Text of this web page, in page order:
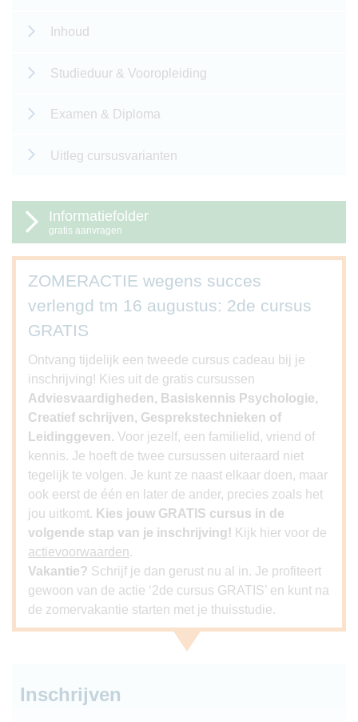
Inhoud
Studieduur & Vooropleiding
Examen & Diploma
Uitleg cursusvarianten
Informatiefolder
gratis aanvragen
ZOMERACTIE wegens succes
verlengd tm 16 augustus: 2de cursus
GRATIS
Ontvang tijdelijk een tweede cursus cadeau bij je
inschrijving! Kies uit de gratis cursussen
Adviesvaardigheden, Basiskennis Psychologie,
Creatief schrijven, Gesprekstechnieken of
Leidinggeven. Voor jezelf, een familielid, vriend of
kennis. Je hoeft de twee cursussen uiteraard niet
tegelijk te volgen. Je kunt ze naast elkaar doen, maar
ook eerst de één en later de ander, precies zoals het
jou uitkomt. Kies jouw GRATIS cursus in de
volgende stap van je inschrijving! Kijk hier voor de
actievoorwaarden.
Vakantie? Schrijf je dan gerust nu al in. Je profiteert
gewoon van de actie ‘2de cursus GRATIS’ en kunt na
de zomervakantie starten met je thuisstudie.
Inschrijven